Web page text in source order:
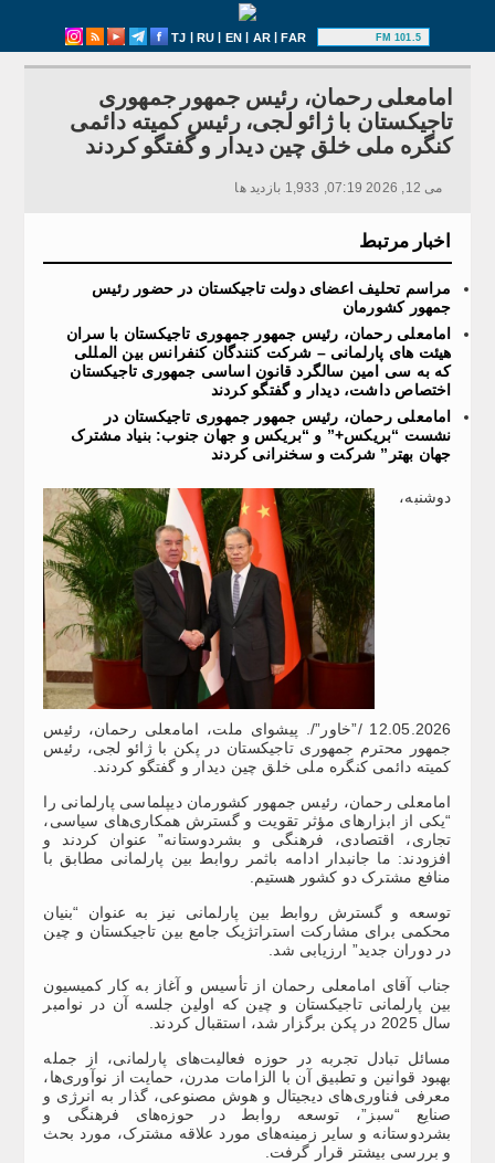
TJ | RU | EN | AR|FAR 101.5 FM
امامعلی رحمان، رئیس جمهور جمهوری
تاجیکستان با ژائو لجی، رئیس کمیته دائمی
کنگره ملی خلق چین دیدار و گفتگو کردند
می 12, 2026 07:19, 1,933 بازدید ها
اخبار مرتبط
مراسم تحلیف اعضای دولت تاجیکستان در حضور رئیس
جمهور کشورمان
امامعلی رحمان، رئیس جمهور جمهوری تاجیکستان با سران
هیئت های پارلمانی – شرکت کنندگان کنفرانس بین المللی
که به سی امین سالگرد قانون اساسی جمهوری تاجیکستان
اختصاص داشت، دیدار و گفتگو کردند
امامعلی رحمان، رئیس جمهور جمهوری تاجیکستان در
نشست “بریکس+” و “بریکس و جهان جنوب: بنیاد مشترک
جهان بهتر” شرکت و سخنرانی کردند
دوشنبه،
12.05.2026 /”خاور”/. پیشوای ملت، امامعلی رحمان، رئیس
جمهور محترم جمهوری تاجیکستان در پکن با ژائو لجی، رئیس
کمیته دائمی کنگره ملی خلق چین دیدار و گفتگو کردند.
امامعلی رحمان، رئیس جمهور کشورمان دیپلماسی پارلمانی را
“یکی از ابزارهای مؤثر تقویت و گسترش همکاری‌های سیاسی،
تجاری، اقتصادی، فرهنگی و بشردوستانه” عنوان کردند و
افزودند: ما جانبدار ادامه باثمر روابط بین پارلمانی مطابق با
منافع مشترک دو کشور هستیم.
توسعه و گسترش روابط بین پارلمانی نیز به عنوان “بنیان
محکمی برای مشارکت استراتژیک جامع بین تاجیکستان و چین
در دوران جدید” ارزیابی شد.
جناب آقای امامعلی رحمان از تأسیس و آغاز به کار کمیسیون
بین پارلمانی تاجیکستان و چین که اولین جلسه آن در نوامبر
سال 2025 در پکن برگزار شد، استقبال کردند.
مسائل تبادل تجربه در حوزه فعالیت‌های پارلمانی، از جمله
بهبود قوانین و تطبیق آن با الزامات مدرن، حمایت از نوآوری‌ها،
معرفی فناوری‌های دیجیتال و هوش مصنوعی، گذار به انرژی و
صنایع “سبز”، توسعه روابط در حوزه‌های فرهنگی و
بشردوستانه و سایر زمینه‌های مورد علاقه مشترک، مورد بحث
و بررسی بیشتر قرار گرفت.